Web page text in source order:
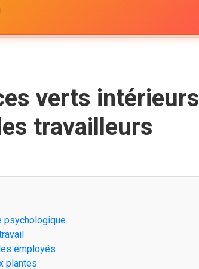
verts intérieurs
travailleurs
psychologique
employés
plantes